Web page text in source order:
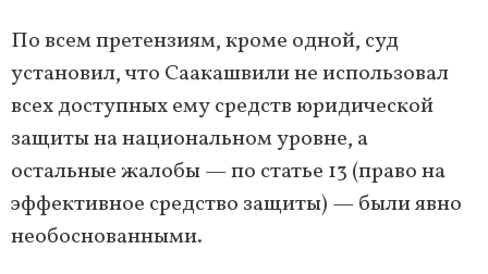
По всем претензиям, кроме одной, суд
установил, что Саакашвили не использовал
всех доступных ему средств юридической
защиты на национальном уровне, а
остальные жалобы — по статье 13 (право на
эффективное средство защиты) — были явно
необоснованными.